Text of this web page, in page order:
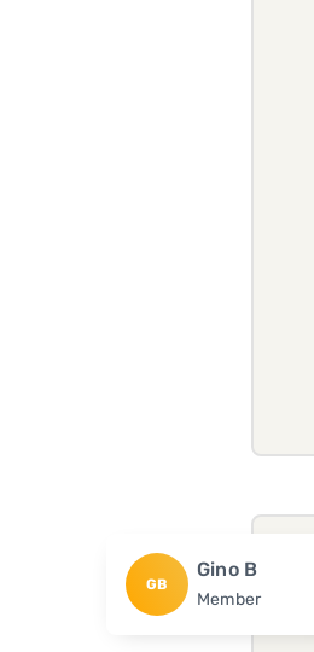
GB
Gino B
Member